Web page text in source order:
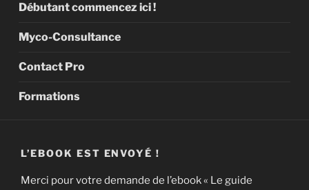
Débutant commencez ici !
Myco-Consultance
Contact Pro
Formations
L’EBOOK EST ENVOYÉ !
Merci pour votre demande de l’ebook « Le guide